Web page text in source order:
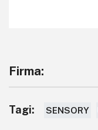
Firma:
Tagi: SENSORY